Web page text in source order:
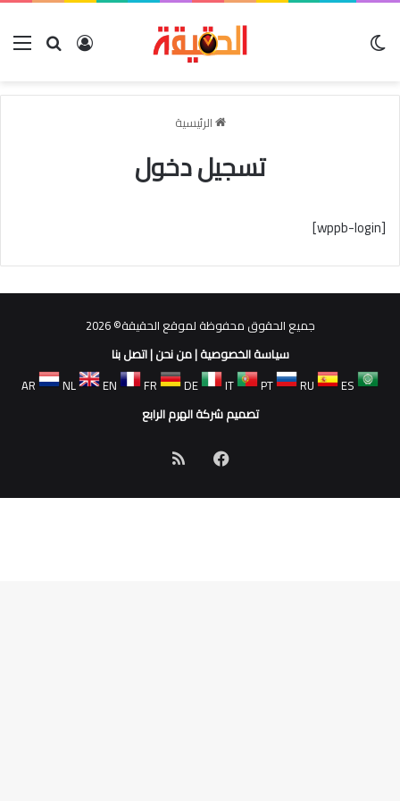
بحث عنتسجيل
الرئيسية
تسجيل دخول
[wppb-login]
جميع الحقوق محفوظة لموقع الحقيقة© 2026
سياسة الخصوصية|من نحن|اتصل بنا
AR
NL EN FR DE IT PT RU
ES
تصميم شركة الهرم الرابع
فيسبوك
الموقع